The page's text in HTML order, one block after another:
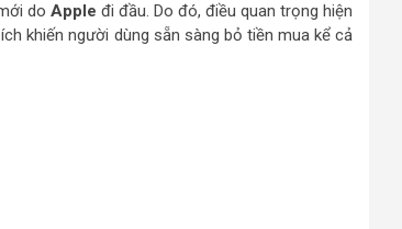
do Apple đi đầu. Do đó, điều quan trọng hiện
khiến người dùng sẵn sàng bỏ tiền mua kể cả